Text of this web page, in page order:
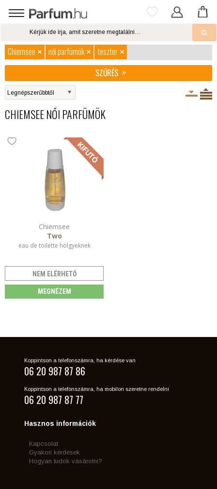
Chiemsee női parfümök
teszter
SZŰRÉS
CHIEMSEE NŐI PARFÜMÖK
Chiemsee
Two
eau de toilette hölgyeknek
NEM ELÉRHETŐ
MEGNÉZEM
Koppintson a telefonszámra, ha kérdése van
06 20 987 87 86
Koppintson a telefonszámra, ha mobilon szeretne rendelni
06 20 987 87 77
Hasznos információk
Kapcsolat
Gyakori kérdések
Hogyan tudok vásárolni?